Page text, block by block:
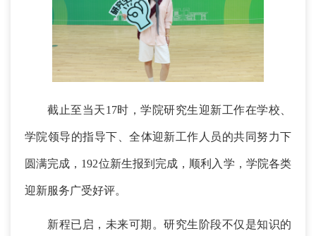
截止至当天17时，学院研究生迎新工作在学校、
学院领导的指导下、全体迎新工作人员的共同努力下
圆满完成，192位新生报到完成，顺利入学，学院各类
迎新服务广受好评。
新程已启，未来可期。 研究生阶段不仅是知识的